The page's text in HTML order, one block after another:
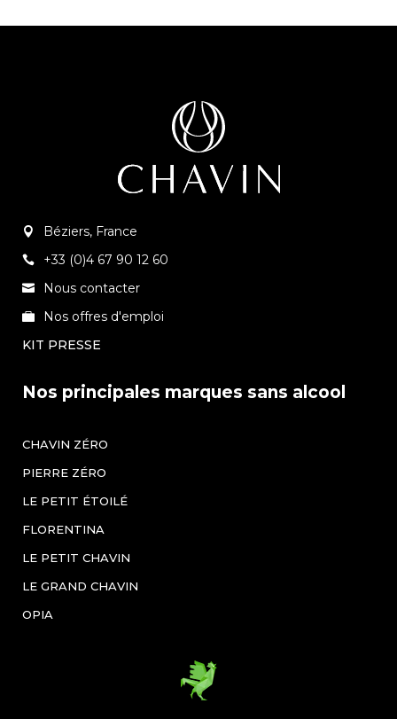
Béziers, France
+33 (0)4 67 90 12 60
Nous contacter
Nos offres d'emploi
KIT PRESSE
Nos principales marques sans alcool
CHAVIN ZÉRO
PIERRE ZÉRO
LE PETIT ÉTOILÉ
FLORENTINA
LE PETIT CHAVIN
LE GRAND CHAVIN
OPIA